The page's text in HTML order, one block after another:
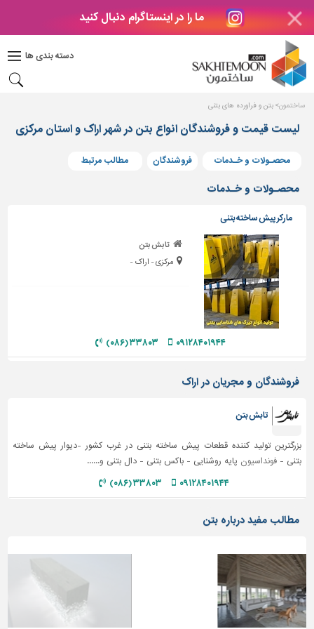
ما را در اینستاگرام دنبال کنید
دسته بندی ها
دکوراسیون
بتن
های
بتنی
و
پنجره
ساختمانی
پله،
نرده
و
حفاظ
دیوارپوش،
سرویس
و
ماشین
برقی،روشنایی،ایمنی
محوطه
و
نما
ساخت
و
ساز
ساختمون بتن و فراورده های بتنی
لیست قیمت و فروشندگان انواع بتن در شهر اراک و استان مرکزی
محصـولات و خـدمات فروشندگان مطالب مرتبط
محصـولات و خـدمات
مارکر پیش ساخته بتنی
تابش بتن
مرکزی - اراک -
۰۹۱۲۸۴۰۱۹۴۴ ۳۳۸۰۳ (۰۸۶)
فروشندگان و مجریان در اراک
تابش بتن
بزرگترین تولید کننده قطعات پیش ساخته بتنی در غرب کشور -دیوار پیش ساخته
بتنی -فونداسیون پایه روشنایی - باکس بتنی - دال بتنی و......
۰۹۱۲۸۴۰۱۹۴۴ ۳۳۸۰۳ (۰۸۶)
مطالب مفید درباره بتن